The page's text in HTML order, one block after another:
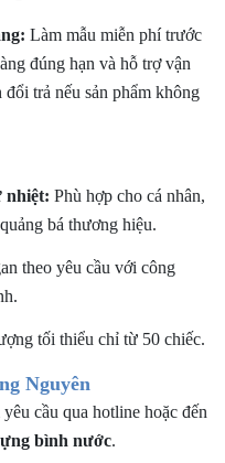
Làm mẫu miễn phí trước
đúng hạn và hỗ trợ vận
trả nếu sản phẩm không
nhiệt: Phù hợp cho cá nhân,
bá thương hiệu.
theo yêu cầu với công
tối thiểu chỉ từ 50 chiếc.
Nguyên
cầu qua hotline hoặc đến
bình nước.